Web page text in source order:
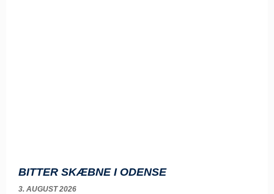
BITTER SKÆBNE I ODENSE
3. AUGUST 2026